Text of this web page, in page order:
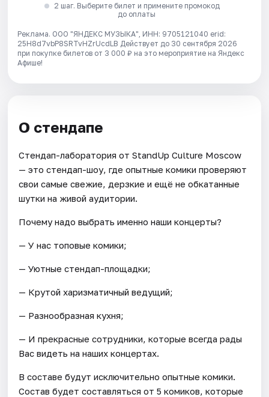
2 шаг. Выберите билет и примените промокод
до оплаты
Реклама. ООО "ЯНДЕКС МУЗЫКА", ИНН: 9705121040 erid:
25H8d7vbP8SRTvHZrUcdLB Действует до 30 сентября 2026
при покупке билетов от 3 000 ₽ на это мероприятие на Яндекс
Афише!
О стендапе
Стендап-лаборатория от StandUp Culture Moscow
— это стендап-шоу, где опытные комики проверяют
свои самые свежие, дерзкие и ещё не обкатанные
шутки на живой аудитории.
Почему надо выбрать именно наши концерты?
— У нас топовые комики;
— Уютные стендап-площадки;
— Крутой харизматичный ведущий;
— Разнообразная кухня;
— И прекрасные сотрудники, которые всегда рады
Вас видеть на наших концертах.
В составе будут исключительно опытные комики.
Состав будет составляться от 5 комиков, которые